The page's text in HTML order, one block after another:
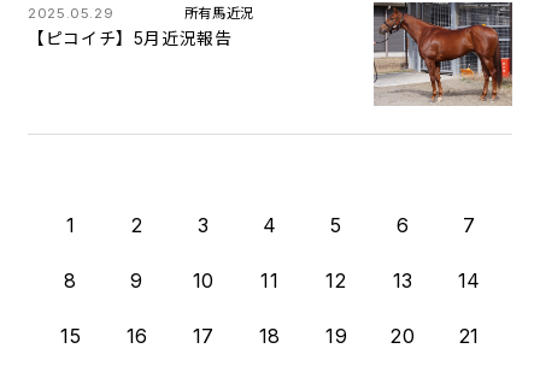
2025.05.29 所有馬近況
【ピコイチ】5月近況報告
1 2 3 4 5 6 7
8 9 10 11 12 13 14
15 16 17 18 19 20 21